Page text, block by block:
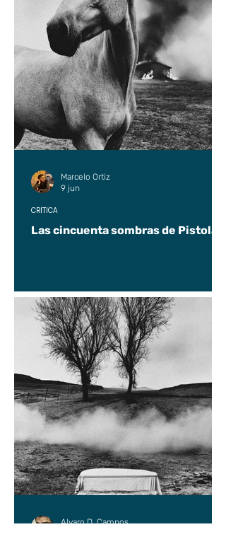
Las cincuenta sombras de Pistolas
CRÍTICA
Marcelo Ortiz
9 jun
Alvaro D. Campos